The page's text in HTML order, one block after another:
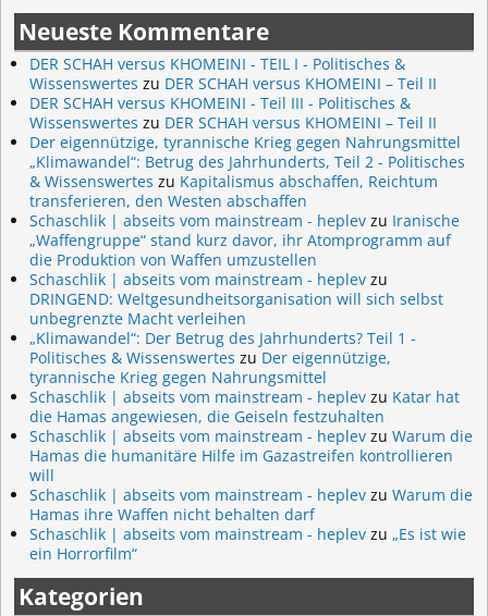
Neueste Kommentare
DER SCHAH versus KHOMEINI - TEIL I - Politisches &
Wissenswertes zu DER SCHAH versus KHOMEINI – Teil II
DER SCHAH versus KHOMEINI - Teil III - Politisches &
Wissenswertes zu DER SCHAH versus KHOMEINI – Teil II
Der eigennützige, tyrannische Krieg gegen Nahrungsmittel
„Klimawandel“: Betrug des Jahrhunderts, Teil 2 - Politisches
& Wissenswertes zu Kapitalismus abschaffen, Reichtum
transferieren, den Westen abschaffen
Schaschlik | abseits vom mainstream - heplev zu Iranische
„Waffengruppe“ stand kurz davor, ihr Atomprogramm auf
die Produktion von Waffen umzustellen
Schaschlik | abseits vom mainstream - heplev zu
DRINGEND: Weltgesundheitsorganisation will sich selbst
unbegrenzte Macht verleihen
„Klimawandel“: Der Betrug des Jahrhunderts? Teil 1 -
Politisches & Wissenswertes zu Der eigennützige,
tyrannische Krieg gegen Nahrungsmittel
Schaschlik | abseits vom mainstream - heplev zu Katar hat
die Hamas angewiesen, die Geiseln festzuhalten
Schaschlik | abseits vom mainstream - heplev zu Warum die
Hamas die humanitäre Hilfe im Gazastreifen kontrollieren
will
Schaschlik | abseits vom mainstream - heplev zu Warum die
Hamas ihre Waffen nicht behalten darf
Schaschlik | abseits vom mainstream - heplev zu „Es ist wie
ein Horrorfilm“
Kategorien